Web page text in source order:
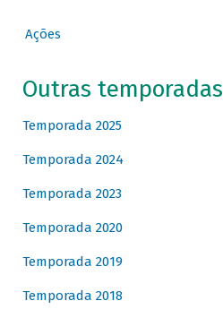
Ações
Outras temporadas
Temporada 2025
Temporada 2024
Temporada 2023
Temporada 2020
Temporada 2019
Temporada 2018